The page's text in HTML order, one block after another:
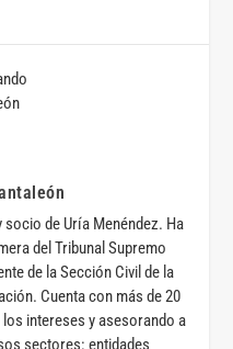
de Uría Menéndez. Ha
del Tribunal Supremo
de la Sección Civil de la
Cuenta con más de 20
intereses y asesorando a
sectores: entidades